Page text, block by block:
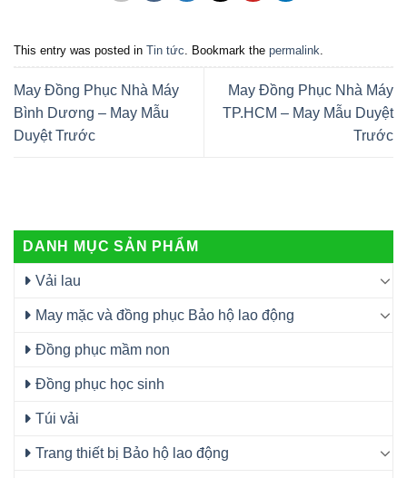
This entry was posted in Tin tức . Bookmark the permalink
May Đồng Phục Nhà Máy
Bình Dương – May Mẫu
Duyệt Trước
May Đồng Phục Nhà Máy
TP.HCM – May Mẫu Duyệt
Trước
DANH MỤC SẢN PHẨM
Vải lau
May mặc và đồng phục Bảo hộ lao động
Đồng phục mầm non
Đồng phục học sinh
Túi vải
Trang thiết bị Bảo hộ lao động